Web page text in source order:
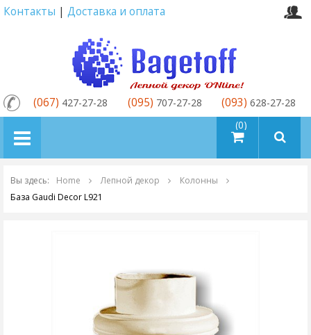
Контакты | Доставка и оплата
товаров (0)
(067) 427-27-28 (095) 707-27-28 (093) 628-27-28
Вы здесь: Home Лепной декор
Колонны
База Gaudi Decor L921